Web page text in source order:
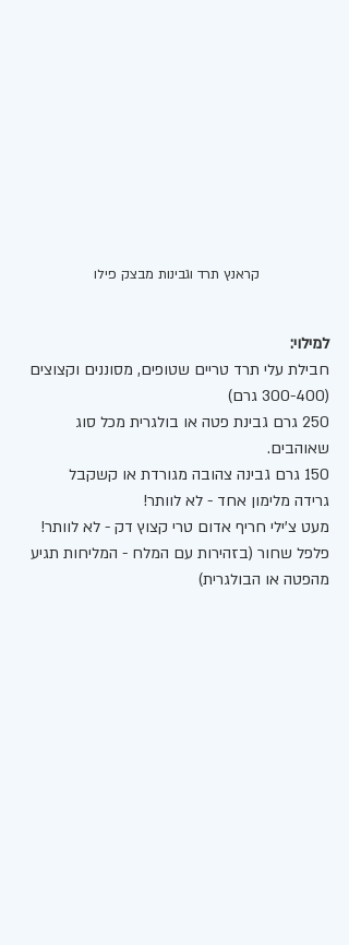
קראנץ תרד וגבינות מבצק פילו
למילוי:
חבילת עלי תרד טריים שטופים, מסוננים וקצוצים
(300-400 גרם)
250 גרם גבינת פטה או בולגרית מכל סוג
שאוהבים.
150 גרם גבינה צהובה מגורדת או קשקבל
גרידה מלימון אחד - לא לוותר!
מעט צ'ילי חריף אדום טרי קצוץ דק - לא לוותר!
פלפל שחור (בזהירות עם המלח - המליחות תגיע
מהפטה או הבולגרית)